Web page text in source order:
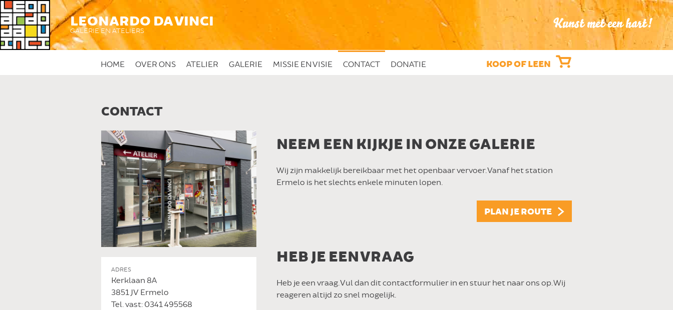
LEONARDO DA VINCI
GALERIE EN ATELIERS Kunst met een hart!
HOME OVER ONS ATELIER GALERIE MISSIE EN VISIE CONTACT DONATIE KOOP OF LEEN
CONTACT
ADRES
Kerklaan 8A
3851 JV Ermelo
Tel. vast: 0341 495568
NEEM EEN KIJKJE IN ONZE GALERIE
Wij zijn makkelijk bereikbaar met het openbaar vervoer. Vanaf het station
Ermelo is het slechts enkele minuten lopen.
PLAN JE ROUTE
HEB JE EEN VRAAG
Heb je een vraag. Vul dan dit contactformulier in en stuur het naar ons op. Wij
reageren altijd zo snel mogelijk.